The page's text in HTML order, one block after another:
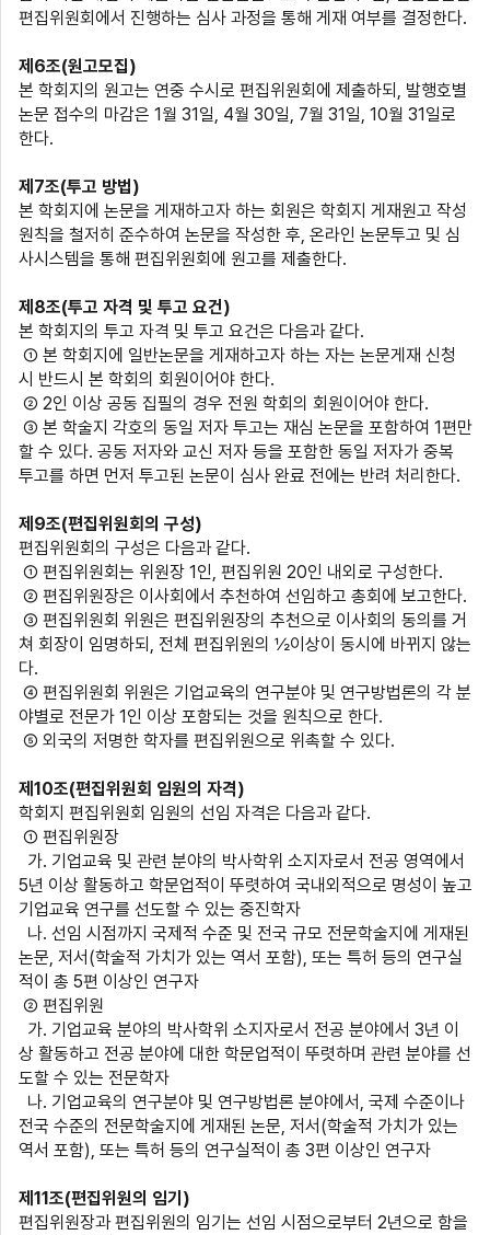
편집위원회에서 진행하는 심사 과정을 통해 게재 여부를 결정한다.
제 6조(원고모집)
본 학회지의 원고는 연중 수시로 편집위원회에 제출하되 , 발행호별
논문 접수의 마감은 1월 31일, 4월 30일, 7월 31일, 10월 31일로
한다.
제 7조(투고 방법)
본 학회지에 논문을 게재하고자 하는 회원은 학회지 게재원고 작성
원칙을 철저히 준수하여 논문을 작성한 후, 온라인 논문투고 및 심
사시스템을 통해 편집위원회에 원고를 제출한다.
제 8조(투고 자격 및 투고 요건)
본 학회지의 투고 자격 및 투고 요건은 다음과 같다.
① 본 학회지에 일반논문을 게재하고자 하는 자는 논문게재 신청
시 반드시 본 학회의 회원이어야 한다.
② 2인 이상 공동 집필의 경우 전원 학회의 회원이어야 한다.
③ 본 학술지 각호의 동일 저자 투고는 재심 논문을 포함하여 1편만
할 수 있다. 공동 저자와 교신 저자 등을 포함한 동일 저자가 중복
투고를 하면 먼저 투고된 논문이 심사 완료 전에는 반려 처리한다.
제 9조(편집위원회의 구성)
편집위원회의 구성은 다음과 같다.
① 편집위원회는 위원장 1인, 편집위원 20인 내외로 구성한다.
② 편집위원장은 이사회에서 추천하여 선임하고 총회에 보고한다.
③ 편집위원회 위원은 편집위원장의 추천으로 이사회의 동의를 거
쳐 회장이 임명하되 , 전체 편집위원의 ½이상이 동시에 바뀌지 않는
다.
④ 편집위원회 위원은 기업교육의 연구분야 및 연구방법론의 각 분
야별로 전문가 1인 이상 포함되는 것을 원칙으로 한다.
⑤ 외국의 저명한 학자를 편집위원으로 위촉할 수 있다.
제 10조(편집위원회 임원의 자격)
학회지 편집위원회 임원의 선임 자격은 다음과 같다.
① 편집위원장
가. 기업교육 및 관련 분야의 박사학위 소지자로서 전공 영역에서
5년 이상 활동하고 학문업적이 뚜렷하여 국내외적으로 명성이 높고
기업교육 연구를 선도할 수 있는 중진학자
나. 선임 시점까지 국제적 수준 및 전국 규모 전문학술지에 게재된
논문, 저서 (학술적 가치가 있는 역서 포함), 또는 특허 등의 연구실
적이 총 5편 이상인 연구자
② 편집위원
가. 기업교육 분야의 박사학위 소지자로서 전공 분야에서 3년 이
상 활동하고 전공 분야에 대한 학문업적이 뚜렷하며 관련 분야를 선
도할 수 있는 전문학자
나. 기업교육의 연구분야 및 연구방법론 분야에서 , 국제 수준이나
전국 수준의 전문학술지에 게재된 논문, 저서 (학술적 가치가 있는
역서 포함), 또는 특허 등의 연구실적이 총 3편 이상인 연구자
제 11조(편집위원의 임기 )
편집위원장과 편집위원의 임기는 선임 시점으로부터 2년으로 함을